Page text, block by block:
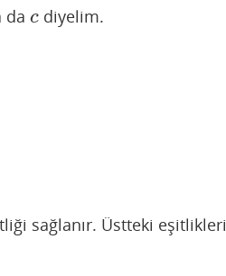
da c
c diyelim.
sağlanır. Üstteki eşitlikleri